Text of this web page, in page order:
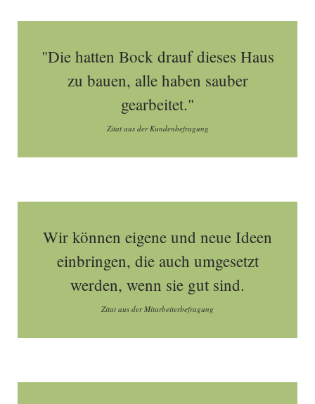
"Die hatten Bock drauf dieses Haus
zu bauen, alle haben sauber
gearbeitet."
Zitat aus der Kundenbefragung
Wir können eigene und neue Ideen
einbringen, die auch umgesetzt
werden, wenn sie gut sind.
Zitat aus der Mitarbeiterbefragung